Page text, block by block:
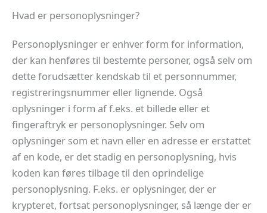
Hvad er personoplysninger?
Personoplysninger er enhver form for information,
der kan henføres til bestemte personer, også selv om
dette forudsætter kendskab til et personnummer,
registreringsnummer eller lignende. Også
oplysninger i form af f.eks. et billede eller et
fingeraftryk er personoplysninger. Selv om
oplysninger som et navn eller en adresse er erstattet
af en kode, er det stadig en personoplysning, hvis
koden kan føres tilbage til den oprindelige
personoplysning. F.eks. er oplysninger, der er
krypteret, fortsat personoplysninger, så længe der er